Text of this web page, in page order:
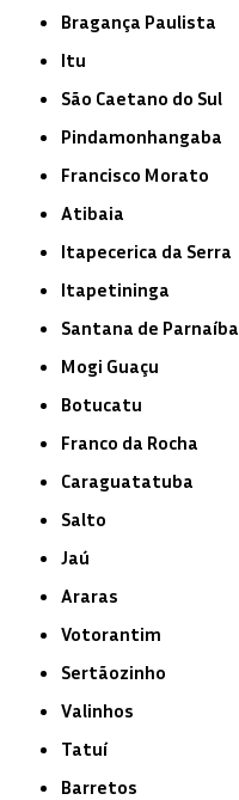
Bragança Paulista
Itu
São Caetano do Sul
Pindamonhangaba
Francisco Morato
Atibaia
Itapecerica da Serra
Itapetininga
Santana de Parnaíba
Mogi Guaçu
Botucatu
Franco da Rocha
Caraguatatuba
Salto
Jaú
Araras
Votorantim
Sertãozinho
Valinhos
Tatuí
Barretos